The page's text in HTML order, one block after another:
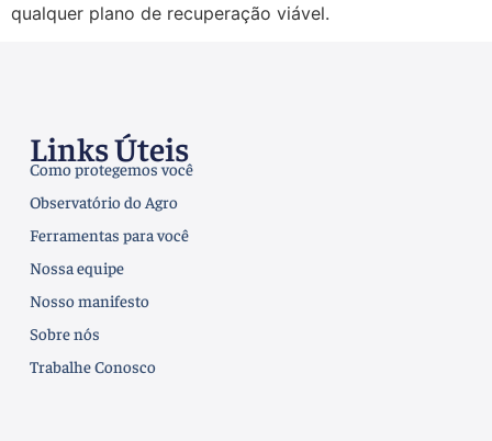
qualquer plano de recuperação viável.
Links Úteis
Como protegemos você
Observatório do Agro
Ferramentas para você
Nossa equipe
Nosso manifesto
Sobre nós
Trabalhe Conosco